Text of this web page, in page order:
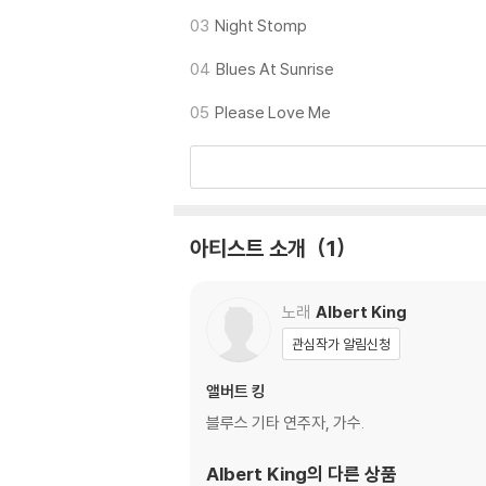
는 전용 제품 등을 이용하여 센터 홀을 조정하시
3) 디스크에 미세한 잔 흠집이 남아있거나 인
가능합니다
※ 컬러 디스크
아래에 해당하는 경우는 불량이 아니므로 개봉
1) 불량으로 인한 반품/교환 요청 시에는 불량
관련 사진과 동영상 및 재생 기기 모델명을 첨
2) LP는 잦은 배송 과정에서 재킷에 손상이 발
03 Night Stomp
04 Blues At Sunrise
05 Please Love Me
아티스트 소개 1
노래 Albert King
관심작가 알림신청
앨버트 킹
블루스 기타 연주자, 가수.
Albert King의 다른 상품